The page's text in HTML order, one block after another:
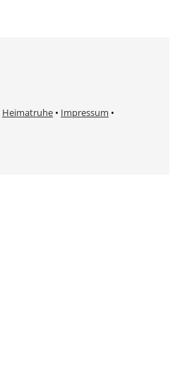
Heimatruhe • Impressum •